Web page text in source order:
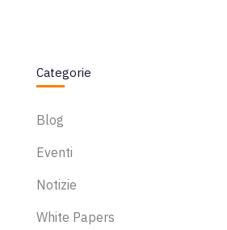
Categorie
Blog
Eventi
Notizie
White Papers